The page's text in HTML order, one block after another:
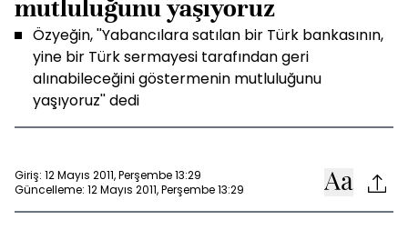
mutluluğunu yaşıyoruz
Özyeğin, ''Yabancılara satılan bir Türk bankasının,
yine bir Türk sermayesi tarafından geri
alınabileceğini göstermenin mutluluğunu
yaşıyoruz'' dedi
Giriş: 12 Mayıs 2011, Perşembe 13:29
Güncelleme: 12 Mayıs 2011, Perşembe 13:29